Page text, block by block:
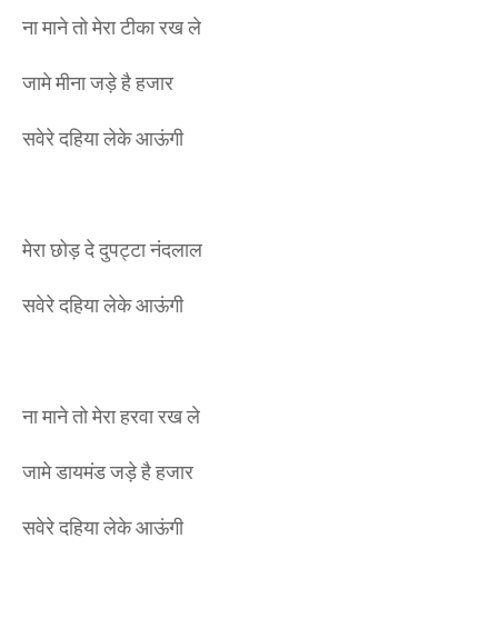
ना माने तो मेरा टीका रख ले
जामे मीना जड़े है हजार
सवेरे दहिया लेके आऊंगी
मेरा छोड़ दे दुपट्टा नंदलाल
सवेरे दहिया लेके आऊंगी
ना माने तो मेरा हरवा रख ले
जामे डायमंड जड़े है हजार
सवेरे दहिया लेके आऊंगी